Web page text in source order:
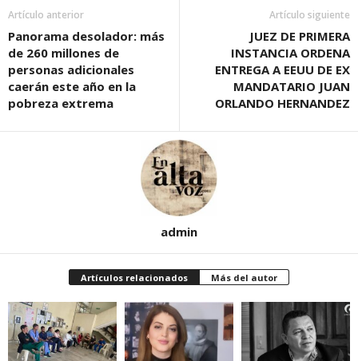
Artículo anterior
Panorama desolador: más
de 260 millones de
personas adicionales
caerán este año en la
pobreza extrema
Artículo siguiente
JUEZ DE PRIMERA
INSTANCIA ORDENA
ENTREGA A EEUU DE EX
MANDATARIO JUAN
ORLANDO HERNANDEZ
admin
Artículos relacionados Más del autor